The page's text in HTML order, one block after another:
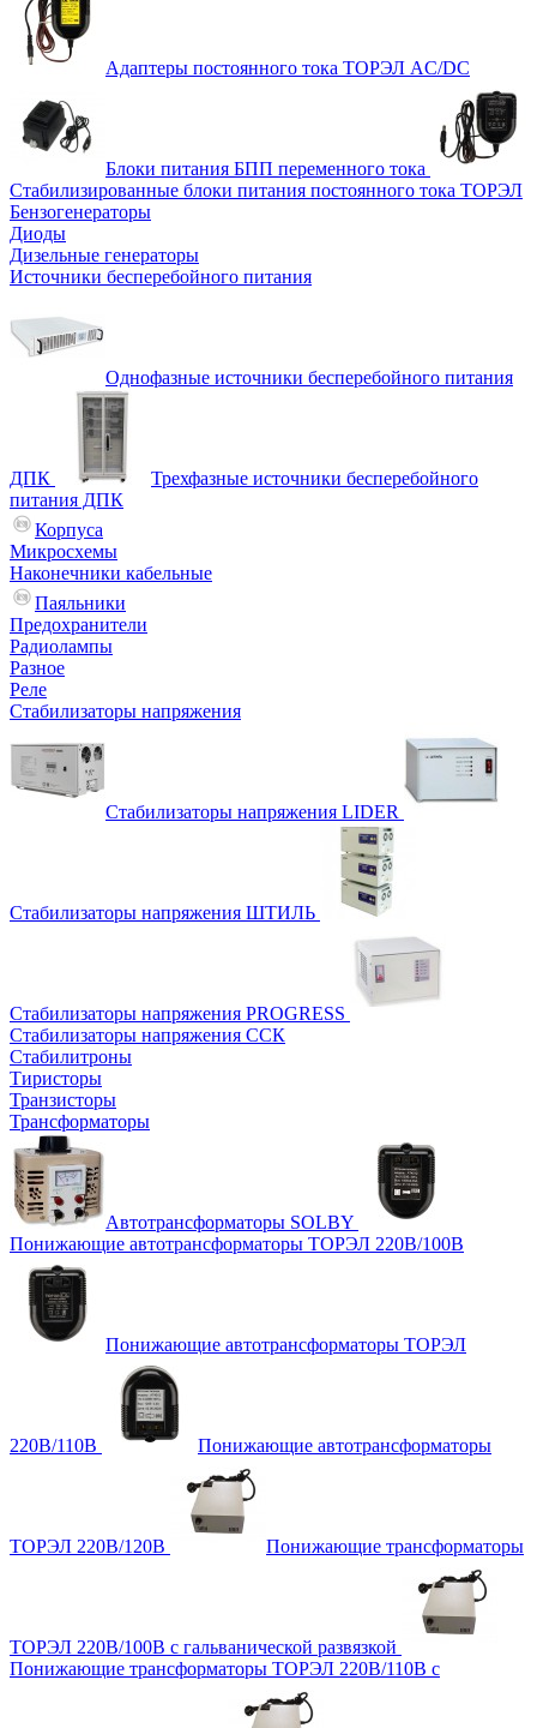
Адаптеры постоянного тока ТОРЭЛ AC/DC
Блоки питания БПП переменного тока
Стабилизированные блоки питания постоянного тока ТОРЭЛ
Бензогенераторы
Диоды
Дизельные генераторы
Источники бесперебойного питания
Однофазные источники бесперебойного питания
ДПК
Трехфазные источники бесперебойного
питания ДПК
Корпуса
Микросхемы
Наконечники кабельные
Паяльники
Предохранители
Радиолампы
Разное
Реле
Стабилизаторы напряжения
Стабилизаторы напряжения LIDER
Стабилизаторы напряжения ШТИЛЬ
Стабилизаторы напряжения PROGRESS
Стабилизаторы напряжения ССК
Стабилитроны
Тиристоры
Транзисторы
Трансформаторы
Автотрансформаторы SOLBY
Понижающие автотрансформаторы ТОРЭЛ 220В/100В
Понижающие автотрансформаторы ТОРЭЛ
220В/110В Понижающие автотрансформаторы
ТОРЭЛ 220В/120В Понижающие трансформаторы
ТОРЭЛ 220В/100В с гальванической развязкой
Понижающие трансформаторы ТОРЭЛ 220В/110В с